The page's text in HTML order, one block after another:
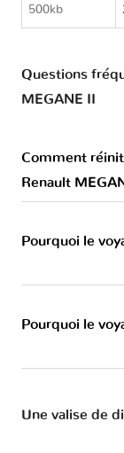
500kb
Questions
MEGANE II
Comment
Renault
Pourquoi le
Pourquoi le
Une valise de